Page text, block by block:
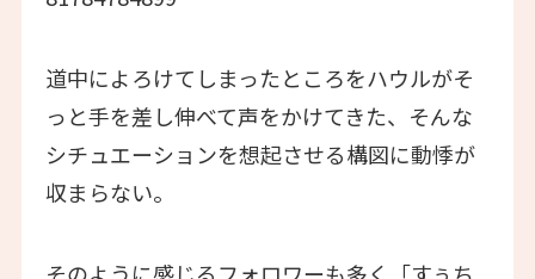
道中によろけてしまったところをハウルがそ
っと手を差し伸べて声をかけてきた、そんな
シチュエーションを想起させる構図に動悸が
収まらない。
そのように感じるフォロワーも多く「すぅち